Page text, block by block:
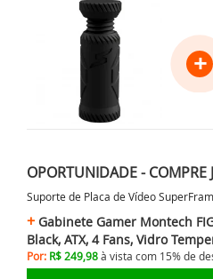
+
OPORTUNIDADE - COMPRE
Suporte de Placa de Vídeo
Gabinete Gamer Montech
Black, ATX, 4 Fans, Vidro
Por: R$ 249,98à vista com 15% de